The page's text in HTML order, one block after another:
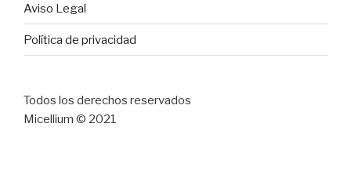
Aviso Legal
Política de privacidad
Todos los derechos reservados
Micellium © 2021